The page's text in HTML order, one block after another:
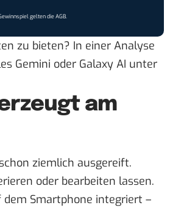
gelten dieAGB.
zu bieten? In einer Analyse
Gemini oder Galaxy AI unter
am
ziemlich ausgereift.
oder bearbeiten lassen.
Smartphone integriert –